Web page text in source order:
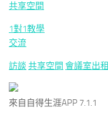
共享空間
1對1教學
交流
訪談 共享空間 會議室出租
來自自得生涯APP 7.1.1